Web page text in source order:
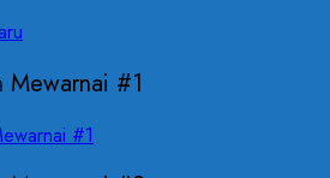
Mewarnai #1